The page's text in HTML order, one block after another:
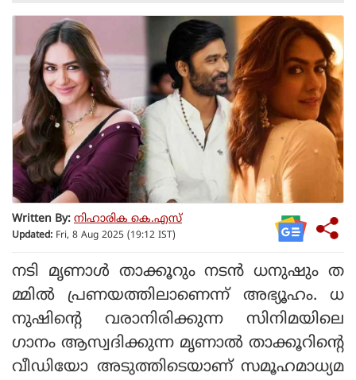
Written By: നിഹാരിക കെ.എസ്
Updated: Fri, 8 Aug 2025 (19:12 IST)
നടി മൃണാൾ താക്കൂറും നടൻ ധനുഷും ത
മ്മിൽ പ്രണയത്തിലാണെന്ന് അഭ്യൂഹം. ധ
നുഷിന്റെ വരാനിരിക്കുന്ന സിനിമയിലെ
ഗാനം ആസ്വദിക്കുന്ന മൃണാൽ താക്കൂറിന്റെ
വീഡിയോ അടുത്തിടെയാണ് സമൂഹമാധ്യമ